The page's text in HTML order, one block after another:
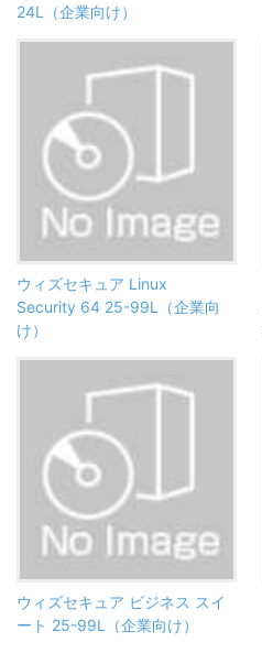
24L（企業向け）
ウィズセキュア Linux
Security 64 25-99L（企業向
け）
ウィズセキュア ビジネス スイ
ート 25-99L（企業向け）